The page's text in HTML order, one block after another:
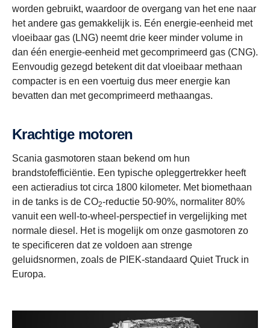
worden gebruikt, waardoor de overgang van het ene naar
het andere gas gemakkelijk is. Eén energie-eenheid met
vloeibaar gas (LNG) neemt drie keer minder volume in
dan één energie-eenheid met gecomprimeerd gas (CNG).
Eenvoudig gezegd betekent dit dat vloeibaar methaan
compacter is en een voertuig dus meer energie kan
bevatten dan met gecomprimeerd methaangas.
Krachtige motoren
Scania gasmotoren staan bekend om hun
brandstofefficiëntie. Een typische opleggertrekker heeft
een actieradius tot circa 1800 kilometer. Met biomethaan
in de tanks is de CO2-reductie 50-90%, normaliter 80%
vanuit een well-to-wheel-perspectief in vergelijking met
normale diesel. Het is mogelijk om onze gasmotoren zo
te specificeren dat ze voldoen aan strenge
geluidsnormen, zoals de PIEK-standaard Quiet Truck in
Europa.